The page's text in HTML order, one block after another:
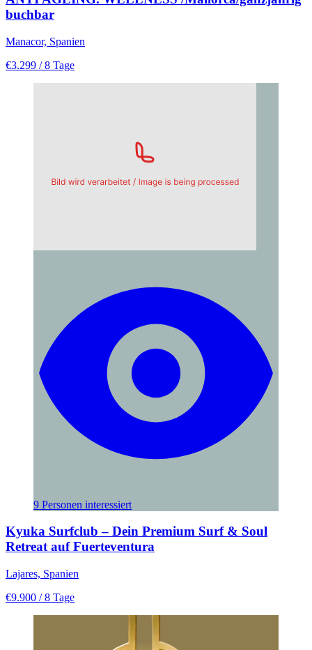
buchbar
Manacor, Spanien
€3.299 / 8 Tage
9 Personen interessiert
Kyuka Surfclub – Dein Premium Surf & Soul
Retreat auf Fuerteventura
Lajares, Spanien
€9.900 / 8 Tage